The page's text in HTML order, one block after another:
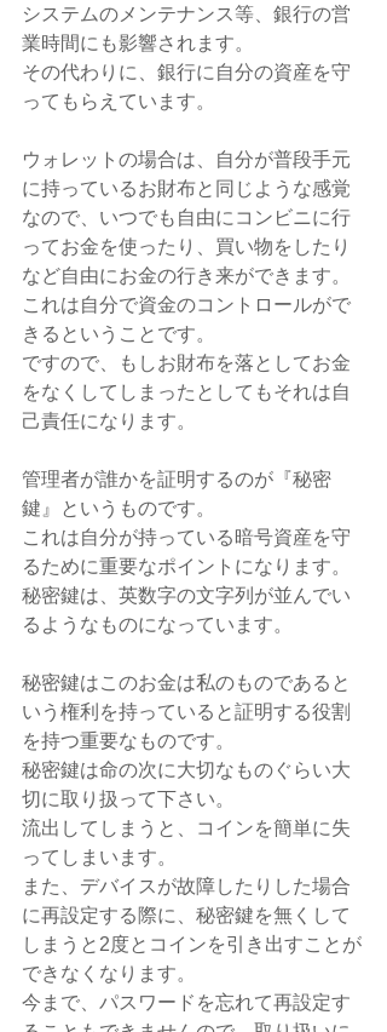
システムのメンテナンス等、銀行の営
業時間にも影響されます。
その代わりに、銀行に自分の資産を守
ってもらえています。
ウォレットの場合は、自分が普段手元
に持っているお財布と同じような感覚
なので、いつでも自由にコンビニに行
ってお金を使ったり、買い物をしたり
など自由にお金の行き来ができます。
これは自分で資金のコントロールがで
きるということです。
ですので、もしお財布を落としてお金
をなくしてしまったとしてもそれは自
己責任になります。
管理者が誰かを証明するのが『秘密
鍵』というものです。
これは自分が持っている暗号資産を守
るために重要なポイントになります。
秘密鍵は、英数字の文字列が並んでい
るようなものになっています。
秘密鍵はこのお金は私のものであると
いう権利を持っていると証明する役割
を持つ重要なものです。
秘密鍵は命の次に大切なものぐらい大
切に取り扱って下さい。
流出してしまうと、コインを簡単に失
ってしまいます。
また、デバイスが故障したりした場合
に再設定する際に、秘密鍵を無くして
しまうと2度とコインを引き出すことが
できなくなります。
今まで、パスワードを忘れて再設定す